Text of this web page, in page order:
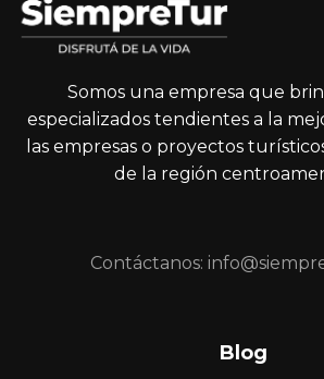
Somos una empresa que
especializados tendientes a la
las empresas o proyectos
de la región
Contáctanos:
Blog